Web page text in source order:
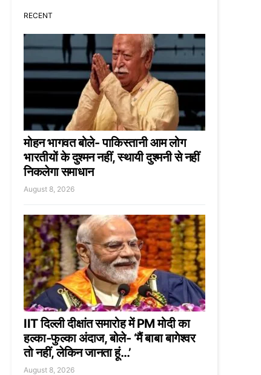
RECENT
मोहन भागवत बोले- पाकिस्तानी आम लोग
भारतीयों के दुश्मन नहीं, स्थायी दुश्मनी से नहीं
निकलेगा समाधान
August 8, 2026
IIT दिल्ली दीक्षांत समारोह में PM मोदी का
हल्का-फुल्का अंदाज, बोले- ‘मैं बाबा बागेश्वर
तो नहीं, लेकिन जानता हूं…’
August 8, 2026